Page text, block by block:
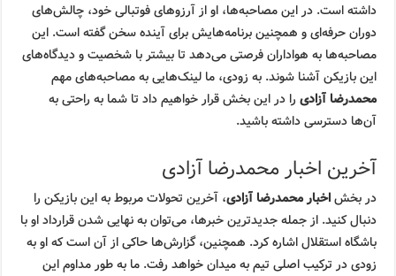
داشته است. در این مصاحبه‌ها، او از آرزوهای فوتبالی خود، چالش‌های
دوران حرفه‌ای و همچنین برنامه‌هایش برای آینده سخن گفته است. این
مصاحبه‌ها به هواداران فرصتی می‌دهد تا بیشتر با شخصیت و دیدگاه‌های
این بازیکن آشنا شوند. به زودی، ما لینک‌هایی به مصاحبه‌های مهم
محمدرضا آزادی را در این بخش قرار خواهیم داد تا شما به راحتی به
آن‌ها دسترسی داشته باشید.
آخرین اخبار محمدرضا آزادی
در بخشاخبار محمدرضا آزادی، آخرین تحولات مربوط به این بازیکن را
دنبال کنید. از جمله جدیدترین خبرها، می‌توان به نهایی شدن قرارداد او با
باشگاه استقلال اشاره کرد. همچنین، گزارش‌ها حاکی از آن است که او به
زودی در ترکیب اصلی تیم به میدان خواهد رفت. ما به طور مداوم این